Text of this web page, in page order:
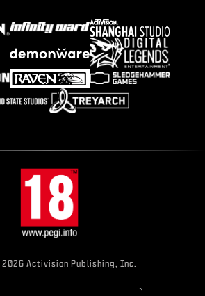
2026 Activision Publishing, Inc.